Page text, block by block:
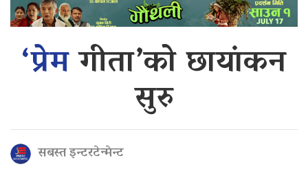
‘प्रेमगीता’को छायांकन
सुरु
सबस्त इन्टरटेन्मेन्ट